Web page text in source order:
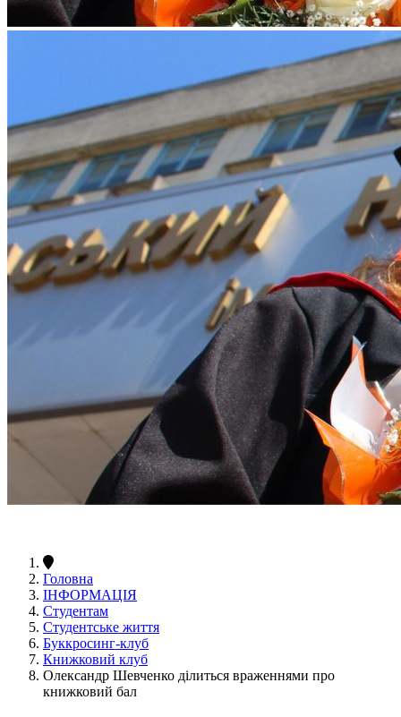
Головна
ІНФОРМАЦІЯ
Студентам
Студентське життя
Буккросинг-клуб
Книжковий клуб
Олександр Шевченко ділиться враженнями про
книжковий бал